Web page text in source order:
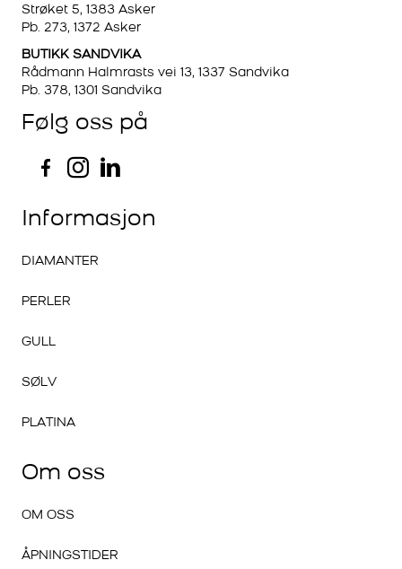
Strøket 5, 1383 Asker
Pb. 273, 1372 Asker
BUTIKK SANDVIKA
Rådmann Halmrasts vei 13, 1337 Sandvika
Pb. 378, 1301 Sandvika
Følg oss på
Informasjon
DIAMANTER
PERLER
GULL
SØLV
PLATINA
Om oss
OM OSS
ÅPNINGSTIDER